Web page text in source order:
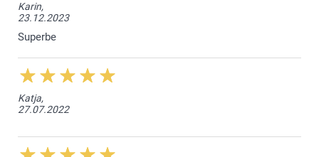
Karin,
23.12.2023
Superbe
Katja,
27.07.2022